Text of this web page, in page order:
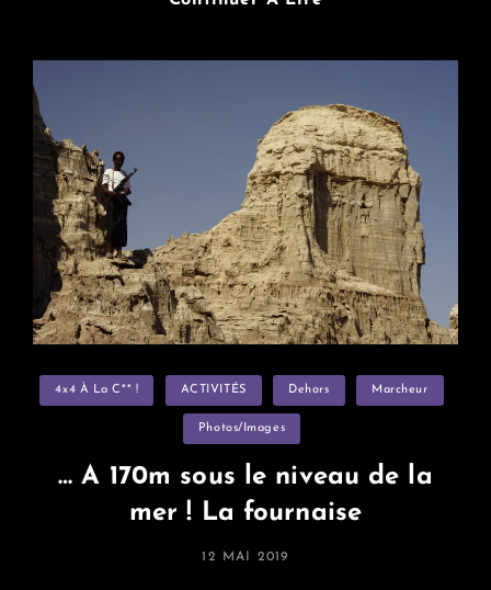
Brousse
De
Libreville
Categories
4x4 À La C** ! ACTIVITÉS Dehors Marcheur
Photos/images
… A 170m sous le niveau de la
mer ! La fournaise
POSTED
12 MAI 2019